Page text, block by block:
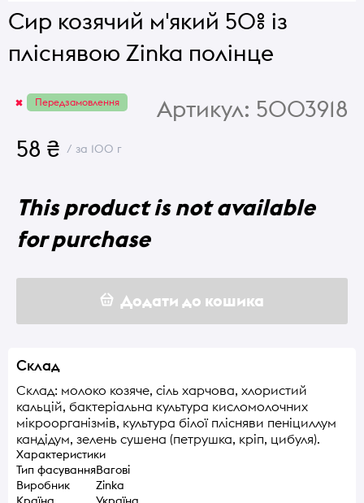
Сир козячий м'який 50% із
пліснявою Zinka полінце
Передзамовлення Артикул: 5003918
58 ₴ / за 100 г
This product is not available
for purchase
Додати до кошика
Склад
Склад: молоко козяче, сіль харчова, хлористий
кальцій, бактеріальна культура кисломолочних
мікроорганізмів, культура білої плісняви пеніциллум
кандідум, зелень сушена (петрушка, кріп, цибуля).
Характеристики
Тип фасуванняВагові
Виробник
Zinka